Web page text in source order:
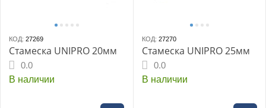
КОД: 27269
Стамеска UNIPRO 20мм
0.0
В наличии
КОД: 27270
Стамеска UNIPRO 25мм
0.0
В наличии